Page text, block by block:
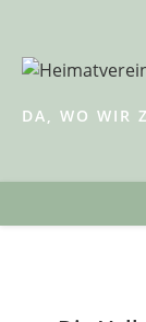
springen
DA, WO WIR